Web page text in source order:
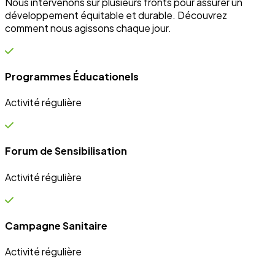
Activité régulière
Ateliers communautaires
Activité régulière